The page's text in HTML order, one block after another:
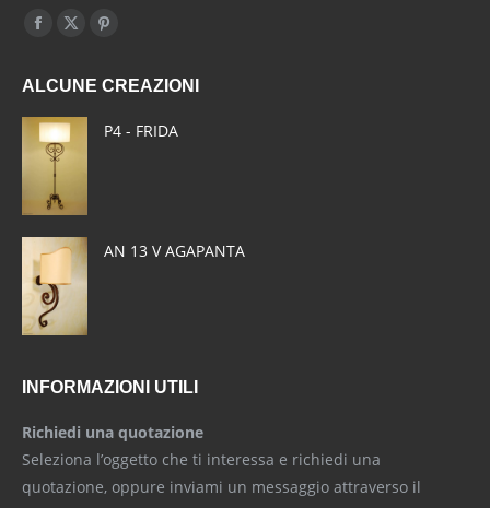
Find us on:
Facebook
opens
in
new
window
X
opens
in
new
Pinterest
opens
ALCUNE CREAZIONI
P4 - FRIDA
AN 13 V AGAPANTA
INFORMAZIONI UTILI
Richiedi una quotazione
Seleziona l’oggetto che ti interessa e richiedi una
quotazione, oppure inviami un messaggio attraverso il